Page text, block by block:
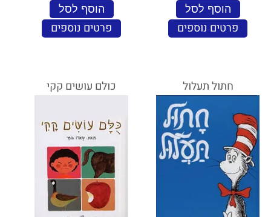
הוסף לסל
פרטים נוספים
הוסף לסל
פרטים נוספים
חתול תעלול כולם עושים קקי